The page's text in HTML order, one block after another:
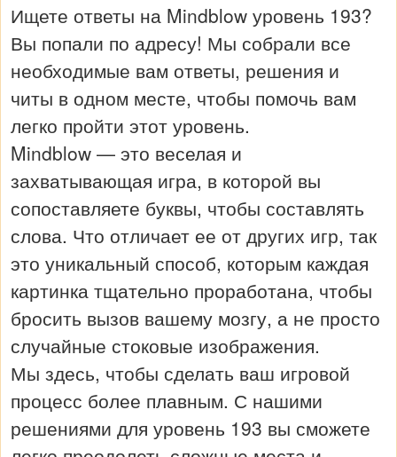
Ищете ответы на Mindblow уровень 193?
Вы попали по адресу! Мы собрали все
необходимые вам ответы, решения и
читы в одном месте, чтобы помочь вам
легко пройти этот уровень.
Mindblow — это веселая и
захватывающая игра, в которой вы
сопоставляете буквы, чтобы составлять
слова. Что отличает ее от других игр, так
это уникальный способ, которым каждая
картинка тщательно проработана, чтобы
бросить вызов вашему мозгу, а не просто
случайные стоковые изображения.
Мы здесь, чтобы сделать ваш игровой
процесс более плавным. С нашими
решениями для уровень 193 вы сможете